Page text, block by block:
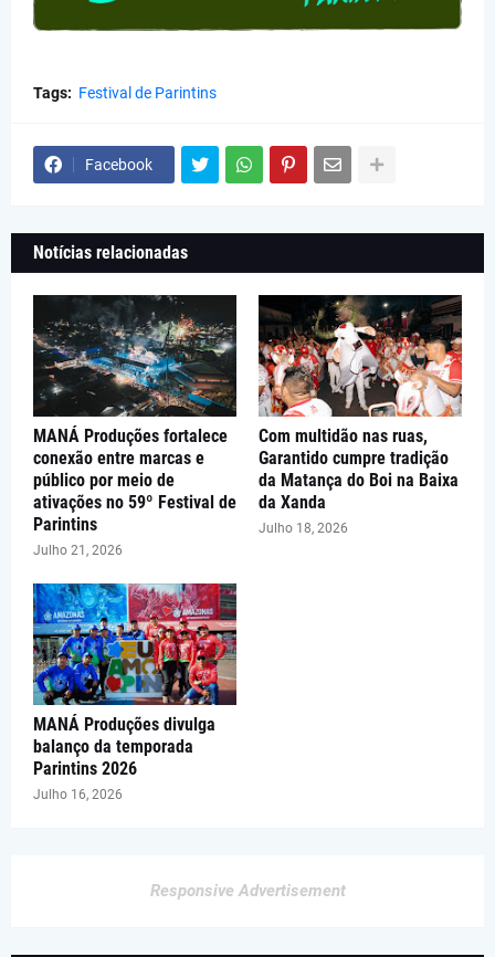
Tags: Festival de Parintins
Facebook
Notícias relacionadas
MANÁ Produções fortalece
conexão entre marcas e
público por meio de
ativações no 59º Festival de
Parintins
Julho 21, 2026
Com multidão nas ruas,
Garantido cumpre tradição
da Matança do Boi na Baixa
da Xanda
Julho 18, 2026
MANÁ Produções divulga
balanço da temporada
Parintins 2026
Julho 16, 2026
Responsive Advertisement